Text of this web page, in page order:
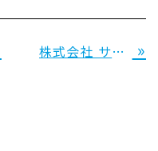
株式会社 サンワ 様 »